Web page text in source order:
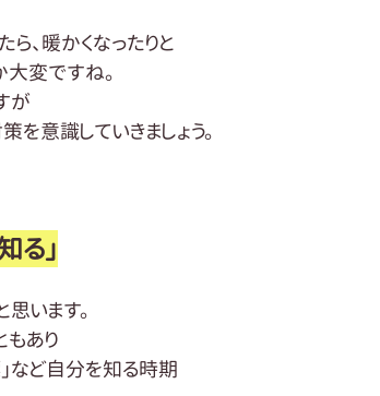
、暖かくなったりと
変ですね。
が
意識していきましょう。
る」
います。
もあり
など自分を知る時期